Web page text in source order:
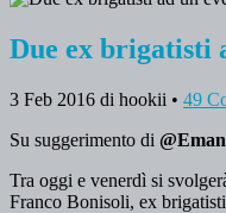
Due ex brigatisti
3 Feb 2016 di hookii • 49
Su suggerimento di
Tra oggi e venerdì si
Franco Bonisoli, ex